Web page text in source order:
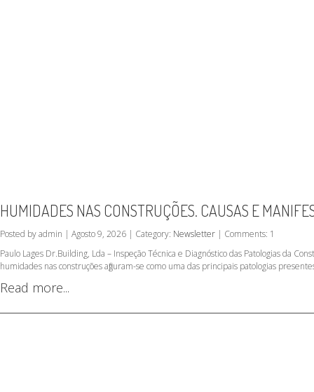
HUMIDADES NAS CONSTRUÇÕES. CAUSAS E
Posted by admin | Agosto 9, 2026 | Category: Newsletter | Comments: 1
Paulo Lages Dr.Building, Lda – Inspeção Técnica e Diagnóstico das Patologias da
humidades nas construções afiguram-se como uma das principais patologias
Read more...